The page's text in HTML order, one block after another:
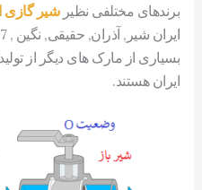
برندهای مختلفی نظیرشیر گازی
بسیاری از مارک های دیگر از
ایران هستند.